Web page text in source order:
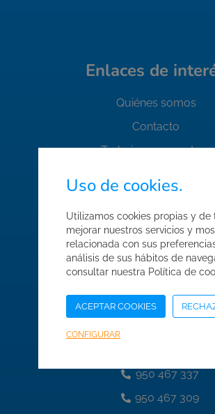
Enlaces de
Quiénes somos
Contacto
Trabaja con nosotros
Condiciones de
Mapa web
Acceso Área
Datos de
950 467 337
950 467 309
Uso de cookies.
Utilizamos cookies propias y de
mejorar nuestros servicios y
relacionada con sus
análisis de sus hábitos de
consultar nuestra Política de
ACEPTAR COOKIES
CONFIGURAR